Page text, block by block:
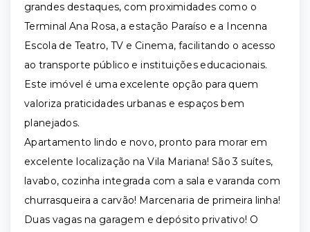
grandes destaques, com proximidades como o
Terminal Ana Rosa, a estação Paraíso e a Incenna
Escola de Teatro, TV e Cinema, facilitando o acesso
ao transporte público e instituições educacionais.
Este imóvel é uma excelente opção para quem
valoriza praticidades urbanas e espaços bem
planejados.
Apartamento lindo e novo, pronto para morar em
excelente localização na Vila Mariana! São 3 suítes,
lavabo, cozinha integrada com a sala e varanda com
churrasqueira a carvão! Marcenaria de primeira linha!
Duas vagas na garagem e depósito privativo! O